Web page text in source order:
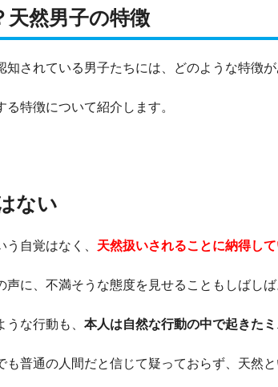
天然男子の特徴
知されている男子たちには、どのような特徴が
特徴について紹介します。
ない
自覚はなく、 天然扱いされることに納得し
声に、不満そうな態度を見せることもしばしば
な行動も、 本人は自然な行動の中で起きた
も普通の人間だと信じて疑っておらず、天然と